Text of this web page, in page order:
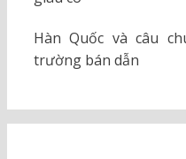
Hàn Quốc và câu
trường bán dẫn